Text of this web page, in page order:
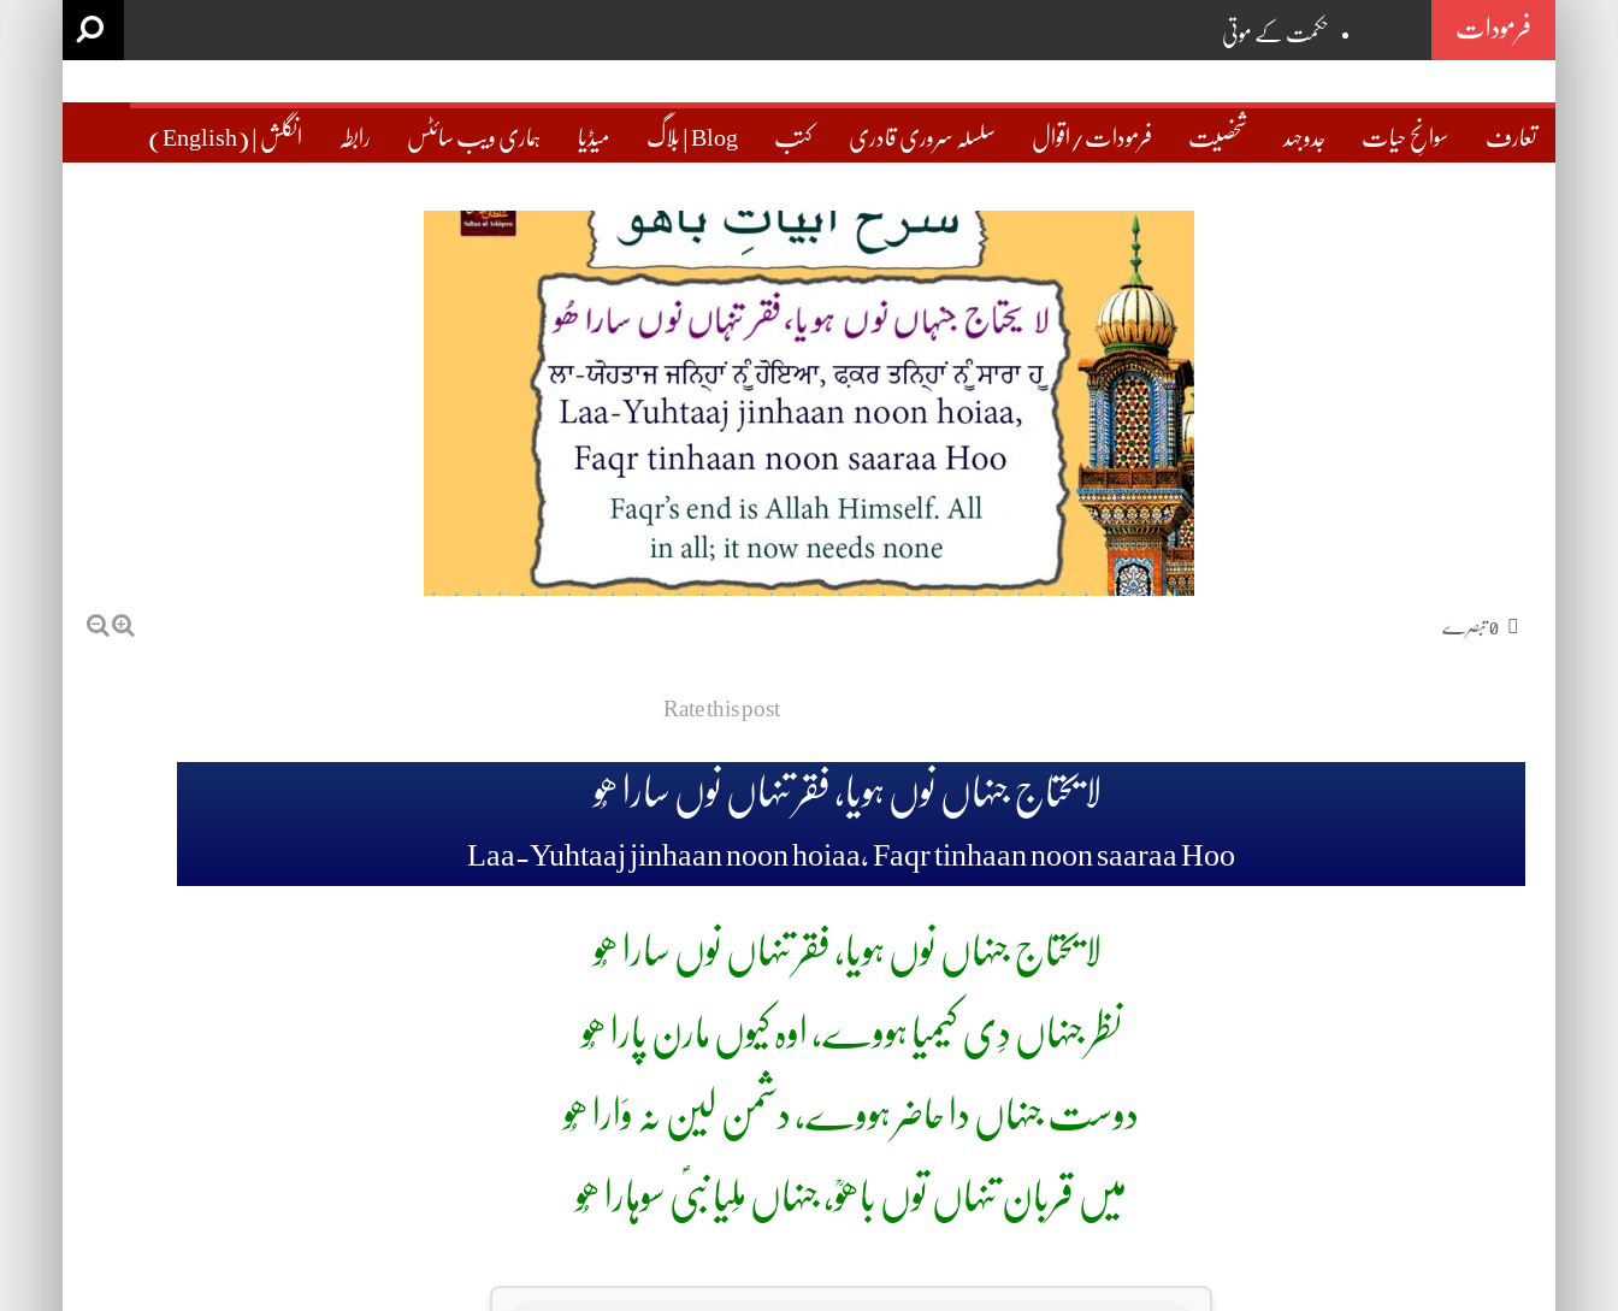
فرمودات حکمت کے موتی
نگاہ
تعارف سوانحِ حیات جدوجہد شخصیت فرمودات/اقوال سلسلہ سروری قادری کتب بلاگ | Blog میڈیا ہماری ویب سائٹس رابطہ (English) | انگلش
Rate this post
لا یحتاج جنہاں نوں ہویا، فقر تنہاں نوں سارا ھُو
Laa-Yuhtaaj jinhaan noon hoiaa, Faqr tinhaan noon saaraa Hoo
لا یحتاج جنہاں نوں ہویا، فقر تنہاں نوں سارا ھُو
نظر جنہاں دِی کیمیا ہووے، اوہ کیوں مارن پارا ھُو
دوست جنہاں دا حاضر ہووے، دشمن لین نہ وَارا ھُو
میں قربان تنہاں توں باھوؒ، جنہاں مِلیا نبیؐ سوہارا ھُو